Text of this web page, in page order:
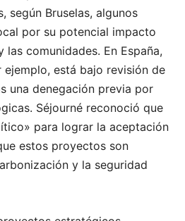
según Bruselas, algunos
por su potencial impacto
comunidades. En España,
ejemplo, está bajo revisión de
una denegación previa por
Séjourné reconoció que
para lograr la aceptación
estos proyectos son
y la seguridad